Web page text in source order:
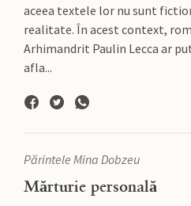
aceea textele lor nu sunt
realitate. În acest context,
Arhimandrit Paulin Lecca ar
afla...
Părintele Mina Dobzeu
Mărturie personală